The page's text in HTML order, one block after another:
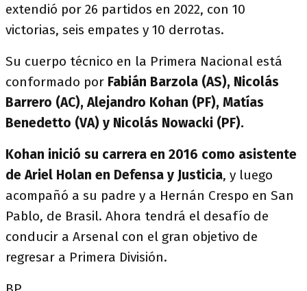
extendió por 26 partidos en 2022, con 10
victorias, seis empates y 10 derrotas.
Su cuerpo técnico en la Primera Nacional está
conformado por Fabián Barzola (AS), Nicolás
Barrero (AC), Alejandro Kohan (PF), Matías
Benedetto (VA) y Nicolás Nowacki (PF).
Kohan inició su carrera en 2016 como asistente
de Ariel Holan en Defensa y Justicia, y luego
acompañó a su padre y a Hernán Crespo en San
Pablo, de Brasil. Ahora tendrá el desafío de
conducir a Arsenal con el gran objetivo de
regresar a Primera División.